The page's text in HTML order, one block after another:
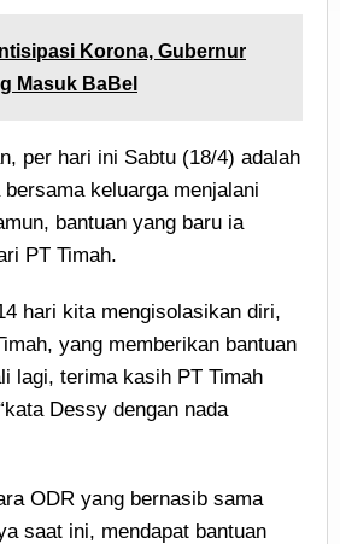
Korona, Gubernur
Masuk BaBel
per hari ini Sabtu (18/4) adalah
keluarga menjalani
bantuan yang baru ia
PT Timah.
hari kita mengisolasikan diri,
yang memberikan bantuan
lagi, terima kasih PT Timah
Dessy dengan nada
ODR yang bernasib sama
saat ini, mendapat bantuan